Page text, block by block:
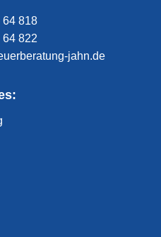
64 818
64 822
jahn.de